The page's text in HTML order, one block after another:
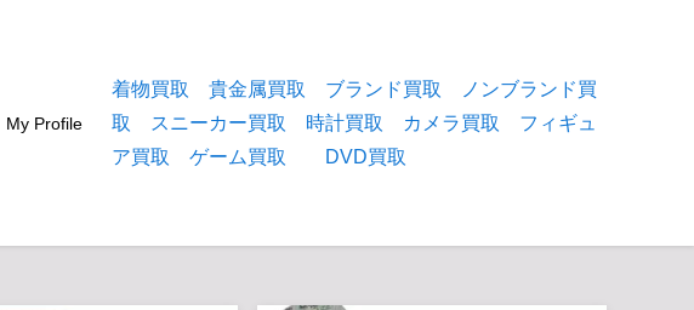
My Profile
着物買取 貴金属買取 ブランド買取
ノンブランド買
取
スニーカー買取 時計買取 カメラ買取
フィギュ
ア買取
ゲーム買取 DVD買取